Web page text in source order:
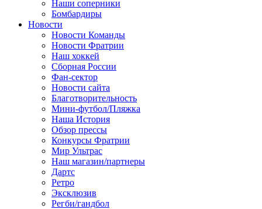
Наши соперники
Бомбардиры
Новости
Новости Команды
Новости Фратрии
Наш хоккей
Сборная России
Фан-cектор
Новости сайта
Благотворительность
Мини-футбол/Пляжка
Наша История
Обзор прессы
Конкурсы Фратрии
Мир Ультрас
Наш магазин/партнеры
Дартс
Ретро
Эксклюзив
Регби/гандбол